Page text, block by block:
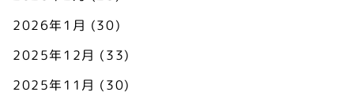
2026年1月 (30)
2025年12月 (33)
2025年11月 (30)